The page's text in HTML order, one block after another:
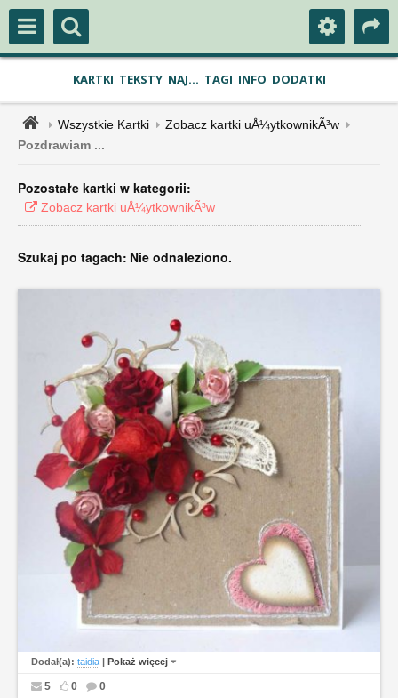
KARTKI TEKSTY NAJ... TAGI INFO DODATKI
Wszystkie Kartki
Zobacz kartki uÅ¼ytkownikÃ³w
Pozdrawiam ...
Pozostałe kartki w kategorii:
Zobacz kartki uÅ¼ytkownikÃ³w
Szukaj po tagach: Nie odnaleziono.
Dodał(a): taidia | Pokaż więcej
5 0 0